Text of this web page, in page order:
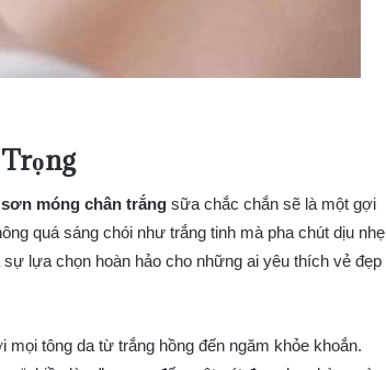
sơn móng chân trắng sữa chắc chắn sẽ là một gợi
quá sáng chói như trắng tinh mà pha chút dịu nhẹ
lựa chọn hoàn hảo cho những ai yêu thích vẻ đẹp
tông da từ trắng hồng đến ngăm khỏe khoắn.